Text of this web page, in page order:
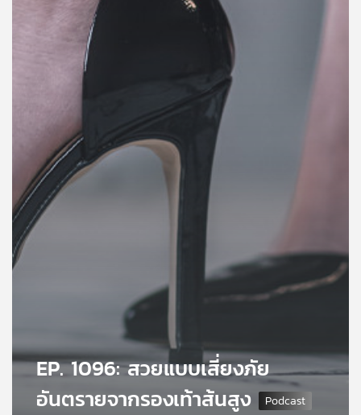
เครือ
ข่าย
วิทยุ
แผนที่
EP. 1096: สวยแบบเสี่ยงภัย
อันตรายจากรองเท้าส้นสูง